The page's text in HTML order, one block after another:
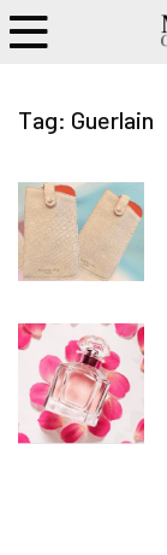
Tag: Guerlain